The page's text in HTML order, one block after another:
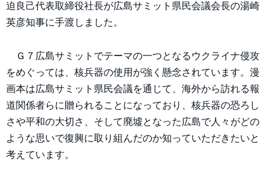
迫良己代表取締役社長が広島サミット県民会議会長の湯崎
英彦知事に手渡しました。
Ｇ７広島サミットでテーマの一つとなるウクライナ侵攻
をめぐっては、核兵器の使用が強く懸念されています。漫
画本は広島サミット県民会議を通じて、海外から訪れる報
道関係者らに贈られることになっており、核兵器の恐ろし
さや平和の大切さ、そして廃墟となった広島で人々がどの
ような思いで復興に取り組んだのか知っていただきたいと
考えています。